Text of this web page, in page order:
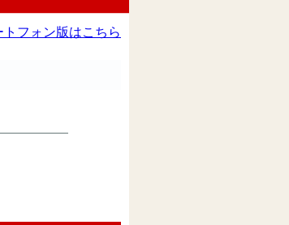
トフォン版はこちら